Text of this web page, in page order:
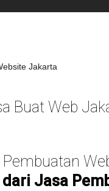
Buat Web
Jasa